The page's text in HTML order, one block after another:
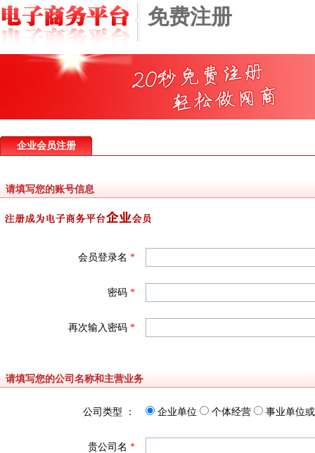
免费注册
企业会员注册
请填写您的账号信息
会员登录名 *
密码 *
再次输入密码 *
请填写您的公司名称和主营业务
公司类型 ： 企业单位 个体经营 事业单位
贵公司名 *